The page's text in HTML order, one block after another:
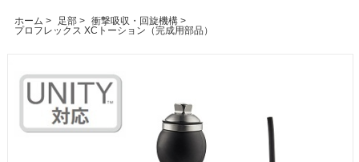
ホーム > 足部 > 衝撃吸収・回旋機構 >
プロフレックス XCトーション（完成用部品）